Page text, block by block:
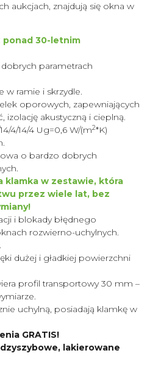
aukcjach, znajdują się okna w
ponad 30-letnim
parametrach
w ramie i skrzydle.
oporowych, zapewniających
izolację akustyczną i cieplną.
4/14/4 Ug=0,6 W/(m2*K)
o bardzo dobrych
klamka w zestawie, która
przez wiele lat, bez
i blokady błędnego
rozwierno-uchylnych.
dużej i gładkiej powierzchni
profil transportowy 30 mm –
uchylną, posiadają klamkę w
GRATIS!
lakierowane